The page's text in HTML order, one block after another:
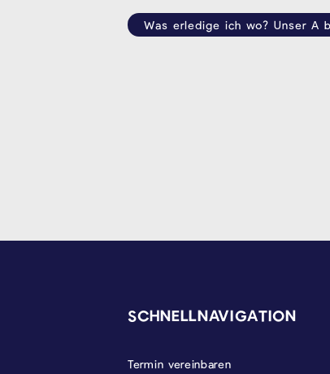
Was erledige ich wo? Unser A
SCHNELLNAVIGATION
Termin vereinbaren